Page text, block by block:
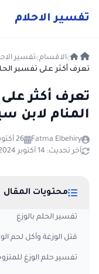
تفسير الاحلام
الاقسام تفسير
تعرف أكثر على تفسير
تعرف أكثر
المنام لابن
Fatma Elbehiry 26 أكتوبر 2023
آخر تحديث: 14 أكتوبر 2024
محتويات المقال
تفسير الحلم بالوزغ
قتل الوزغة وأكل لحم
تفسير حلم الوزغ